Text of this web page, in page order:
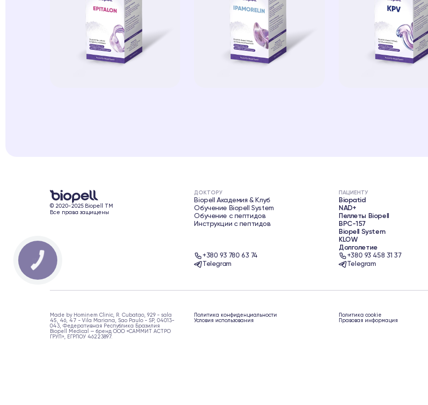
© 2020-2025 Biopell TM
Все права защищены
ДОКТОРУ
Biopell Академия & Клуб
Обучение Biopell System
Обучение с пептидов
Инструкции с пептидов
+380 93 780 63 74
Telegram
ПАЦИЕНТУ
Biopatid
NAD+
Пеллеты Biopell
BPC-157
Biopell System
KLOW
Долголетие
+380 93 458 31 37
Telegram
Made by Hominem Clinic, R. Cubatao, 929 - sala
45, 46, 47 - Vila Mariana, Sao Paulo - SP, 04013-
043, Федеративная Республика Бразилия
Biopell Medical — бренд ООО «САММИТ АСТРО
ГРУП», ЕГРПОУ 46223897.
Политика конфиденциальности
Условия использования
Политика cookie
Правовая информация
КНОПКА
ЗВ'ЯЗКУ